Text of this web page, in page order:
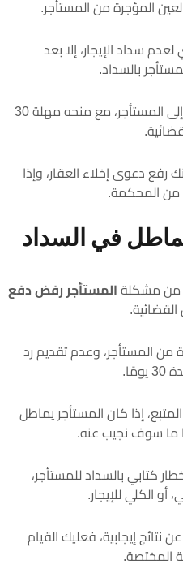
المؤجرة من المستأجر.
سداد الإيجار، إلا بعد
بالسداد.
فقد تحتاج إلى كتابة إنذار بالسداد إلى المستأجر، مع منحه مهلة 30
دعوى إخلاء العقار، وإذا
من المحكمة.
في السداد
من مشكلة المستأجر رفض دفع
القضائية.
من المستأجر، وعدم تقديم رد
إذا كان المستأجر يماطل
ما سوف نجيب عنه.
كتابي بالسداد للمستأجر،
نتائج إيجابية، فعليك القيام
المختصة.